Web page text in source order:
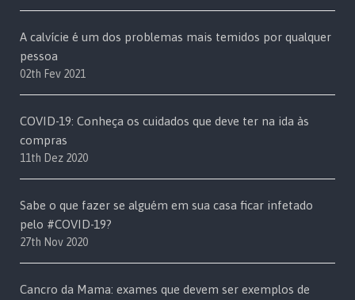
A calvície é um dos problemas mais temidos por qualquer
pessoa
02th Fev 2021
COVID-19: Conheça os cuidados que deve ter na ida às
compras
11th Dez 2020
Sabe o que fazer se alguém em sua casa ficar infetado
pelo #COVID-19?
27th Nov 2020
Cancro da Mama: exames que devem ser exemplos de